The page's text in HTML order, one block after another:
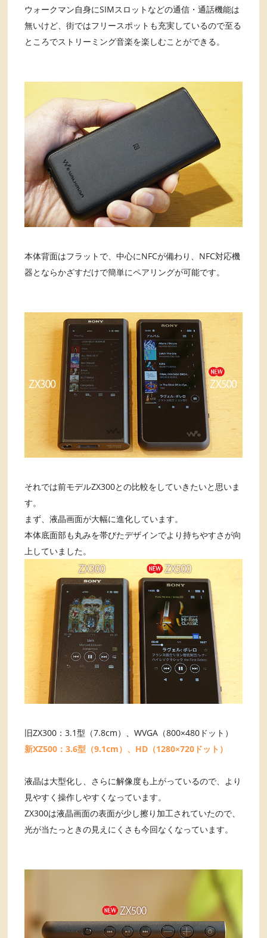
ウォークマン自身にSIMスロットなどの通信・通話機能は
無いけど、街ではフリースポットも充実しているので至る
ところでストリーミング音楽を楽しむことができる。
本体背面はフラットで、中心にNFCが備わり、NFC対応機
器とならかざすだけで簡単にペアリングが可能です。
それでは前モデルZX300との比較をしていきたいと思いま
す。
まず、液晶画面が大幅に進化しています。
本体底面部も丸みを帯びたデザインでより持ちやすさが向
上していました。
旧ZX300：3.1型（7.8cm）、WVGA（800×480ドット）
新XZ500：3.6型（9.1cm）、HD（1280×720ドット）
液晶は大型化し、さらに解像度も上がっているので、より
見やすく操作しやすくなっています。
ZX300は液晶画面の表面が少し擦り加工されていたので、
光が当たっときの見えにくさも今回なくなっています。